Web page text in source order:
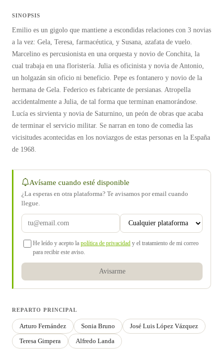
SINOPSIS
Emilio es un gigolo que mantiene a escondidas relaciones con 3 novias
a la vez: Gela, Teresa, farmacéutica, y Susana, azafata de vuelo.
Marcelino es percusionista en una orquesta y novio de Conchita, la
cual trabaja en una floristería. Julia es oficinista y novia de Antonio,
un holgazán sin oficio ni beneficio. Pepe es fontanero y novio de la
hermana de Gela. Federico es fabricante de persianas. Atropella
accidentalmente a Julia, de tal forma que terminan enamorándose.
Lucía es sirvienta y novia de Saturnino, un peón de obras que acaba
de terminar el servicio militar. Se narran en tono de comedia las
vicisitudes acontecidas en los noviazgos de estas personas en la España
de 1968.
Avísame cuando esté disponible
¿La esperas en otra plataforma? Te avisamos por email cuando
llegue.
He leído y acepto la política de privacidad y el tratamiento de mi correo
para recibir este aviso.
Avisarme
REPARTO PRINCIPAL
Arturo Fernández Sonia Bruno
José Luis López Vázquez
Teresa Gimpera
Alfredo Landa